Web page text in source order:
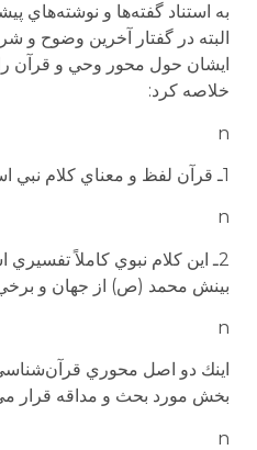
به استناد گفته‌ها و نوشته‌هاي
البته در گفتار آخرين وضوح و
ايشان حول محور وحي و قرآن
خلاصه كرد:
n
1ـ قرآن لفظ و معناي كلام نبي است.
n
2ـ اين كلام نبوي كاملاً
بينش محمد (ص) از جهان و
n
اينك دو اصل محوري
بخش مورد بحث و مداقه قرار
n